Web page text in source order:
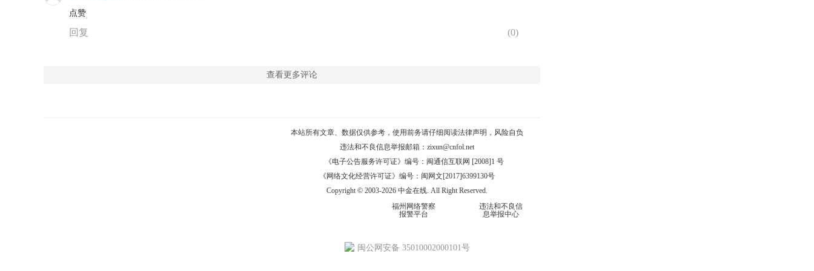
点赞
回复 (0)
查看更多评论
本站所有文章、数据仅供参考，使用前务请仔细阅读法律声明 ，风险自负
违法和不良信息举报邮箱： zixun@cnfol.net
《电子公告服务许可证》编号：闽通信互联网 [2008]1 号
《网络文化经营许可证》编号：闽网文[2017]6399130号
Copyright © 2003-2026 中金在线. All Right Reserved.
福州网络警察
报警平台
违法和不良信
息举报中心
闽公网安备 35010002000101号